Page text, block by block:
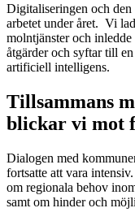
Digitaliseringen och
arbetet under året. Vi
molntjänster och
åtgärder och syftar till
artificiell intelligens.
Tillsammans
blickar vi mot
Dialogen med
fortsatte att vara
om regionala behov
samt om hinder och